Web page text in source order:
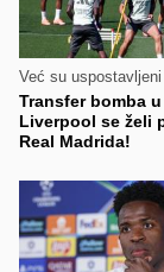
Već su
Transfer bomba
Liverpool se želi
Real Madrida!